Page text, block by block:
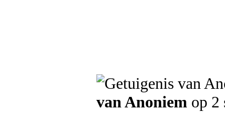
van Anoniem op 2